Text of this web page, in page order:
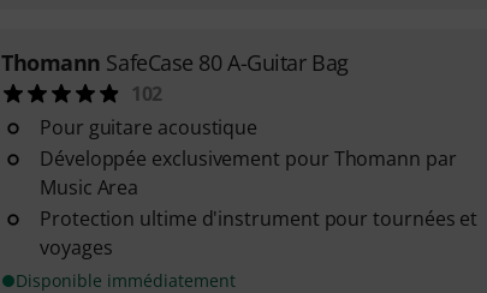
Thomann SafeCase 80 A-Guitar Bag
102
Pour guitare acoustique
Développée exclusivement pour Thomann par
Music Area
Protection ultime d'instrument pour tournées et
voyages
Disponible immédiatement